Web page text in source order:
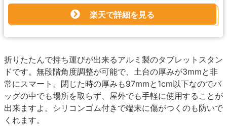
楽天で詳細を見る
折りたたんで持ち運びが出来るアルミ製のタブレットスタン
ドです。無段階角度調整が可能で、土台の厚みが3mmと非
常にスマート。閉じた時の厚みも97mmと1cm以下なのでバ
ッグの中でも場所を取らず、屋外でも手軽に使用することが
出来ますよ。シリコンゴム付きで端末に傷がつくのも防いで
くれます。